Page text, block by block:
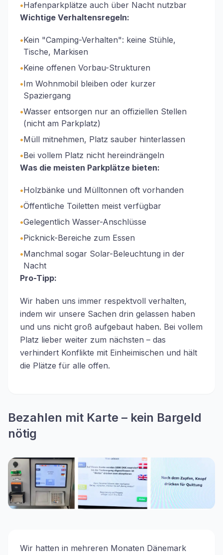
•Hafenparkplätze auch über Nacht nutzbar
Wichtige Verhaltensregeln:
•Kein "Camping-Verhalten": keine Stühle,
Tische, Markisen
•Keine offenen Vorbau-Strukturen
•Im Wohnmobil bleiben oder kurzer
Spaziergang
•Wasser entsorgen nur an offiziellen Stellen
(nicht am Parkplatz)
•Müll mitnehmen, Platz sauber hinterlassen
•Bei vollem Platz nicht hereindrängeln
Was die meisten Parkplätze bieten:
•Holzbänke und Mülltonnen oft vorhanden
•Öffentliche Toiletten meist verfügbar
•Gelegentlich Wasser-Anschlüsse
•Picknick-Bereiche zum Essen
•Manchmal sogar Solar-Beleuchtung in der
Nacht
Pro-Tipp:
Wir haben uns immer respektvoll verhalten,
indem wir unsere Sachen drin gelassen haben
und uns nicht groß aufgebaut haben. Bei vollem
Platz lieber weiter zum nächsten – das
verhindert Konflikte mit Einheimischen und hält
die Plätze für alle offen.
Bezahlen mit Karte – kein Bargeld
nötig
Wir hatten in mehreren Monaten Dänemark